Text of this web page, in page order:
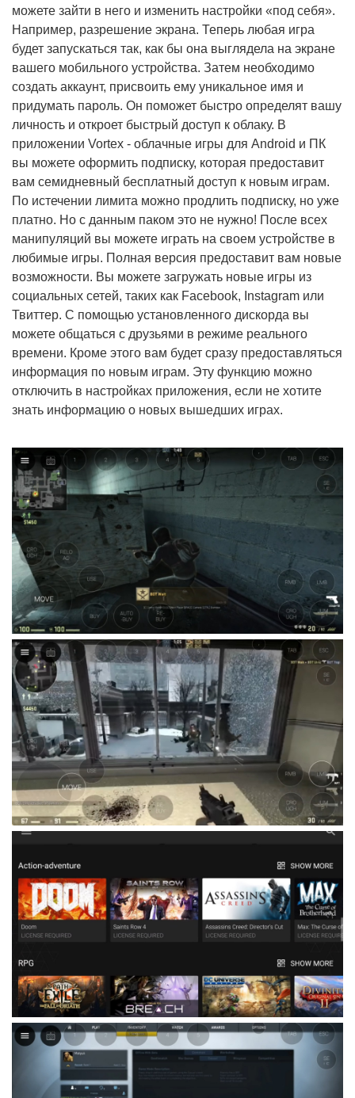
можете зайти в него и изменить настройки «под себя».
Например, разрешение экрана. Теперь любая игра
будет запускаться так, как бы она выглядела на экране
вашего мобильного устройства. Затем необходимо
создать аккаунт, присвоить ему уникальное имя и
придумать пароль. Он поможет быстро определят вашу
личность и откроет быстрый доступ к облаку. В
приложении Vortex - облачные игры для Android и ПК
вы можете оформить подписку, которая предоставит
вам семидневный бесплатный доступ к новым играм.
По истечении лимита можно продлить подписку, но уже
платно. Но с данным паком это не нужно! После всех
манипуляций вы можете играть на своем устройстве в
любимые игры. Полная версия предоставит вам новые
возможности. Вы можете загружать новые игры из
социальных сетей, таких как Facebook, Instagram или
Твиттер. С помощью установленного дискорда вы
можете общаться с друзьями в режиме реального
времени. Кроме этого вам будет сразу предоставляться
информация по новым играм. Эту функцию можно
отключить в настройках приложения, если не хотите
знать информацию о новых вышедших играх.